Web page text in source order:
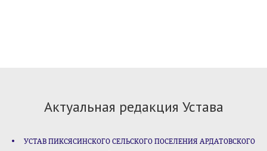
Актуальная редакция Устава
УСТАВ ПИКСЯСИНСКОГО СЕЛЬСКОГО ПОСЕЛЕНИЯ АРДАТОВСКОГО